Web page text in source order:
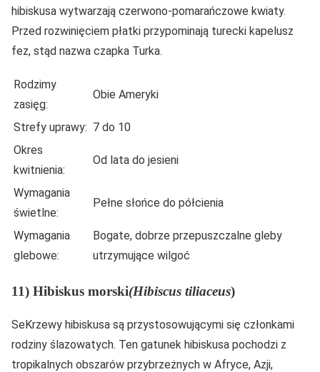
hibiskusa wytwarzają czerwono-pomarańczowe kwiaty.
Przed rozwinięciem płatki przypominają turecki kapelusz
fez, stąd nazwa czapka Turka.
Rodzimy
zasięg:
Obie Ameryki
Strefy uprawy: 7 do 10
Okres
kwitnienia:
Od lata do jesieni
Wymagania
świetlne:
Pełne słońce do półcienia
Wymagania
glebowe:
Bogate, dobrze przepuszczalne gleby
utrzymujące wilgoć
11) Hibiskus morski(Hibiscus tiliaceus)
SeKrzewy hibiskusa są przystosowującymi się członkami
rodziny ślazowatych. Ten gatunek hibiskusa pochodzi z
tropikalnych obszarów przybrzeżnych w Afryce, Azji,